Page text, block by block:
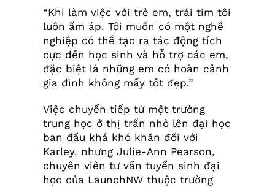
“Khi làm việc với trẻ em, trái tim tôi
luôn ấm áp. Tôi muốn có một nghề
nghiệp có thể tạo ra tác động tích
cực đến học sinh và hỗ trợ các em,
đặc biệt là những em có hoàn cảnh
gia đình không mấy tốt đẹp.”
Việc chuyển tiếp từ một trường
trung học ở thị trấn nhỏ lên đại học
ban đầu khá khó khăn đối với
Karley, nhưng Julie-Ann Pearson,
chuyên viên tư vấn tuyển sinh đại
học của LaunchNW thuộc trường